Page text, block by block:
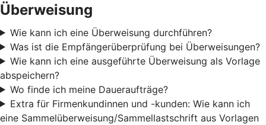
Überweisung
Wie kann ich eine Überweisung durchführen?
Was ist die Empfängerüberprüfung bei Überweisungen?
Wie kann ich eine ausgeführte Überweisung als Vorlage
abspeichern?
Wo finde ich meine Daueraufträge?
Extra für Firmenkundinnen und -kunden: Wie kann ich
eine Sammelüberweisung/Sammellastschrift aus Vorlagen